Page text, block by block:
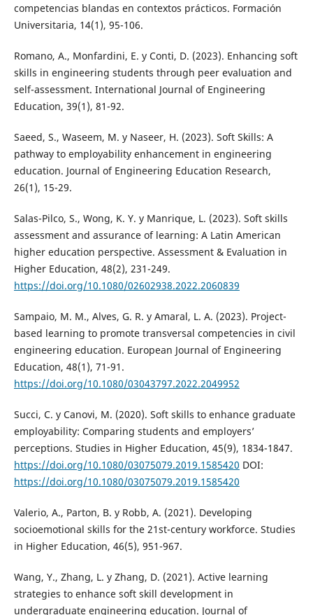
competencias blandas en contextos prácticos. Formación
Universitaria, 14(1), 95-106.
Romano, A., Monfardini, E. y Conti, D. (2023). Enhancing soft
skills in engineering students through peer evaluation and
self-assessment. International Journal of Engineering
Education, 39(1), 81-92.
Saeed, S., Waseem, M. y Naseer, H. (2023). Soft Skills: A
pathway to employability enhancement in engineering
education. Journal of Engineering Education Research,
26(1), 15-29.
Salas-Pilco, S., Wong, K. Y. y Manrique, L. (2023). Soft skills
assessment and assurance of learning: A Latin American
higher education perspective. Assessment & Evaluation in
Higher Education, 48(2), 231-249.
https://doi.org/10.1080/02602938.2022.2060839
Sampaio, M. M., Alves, G. R. y Amaral, L. A. (2023). Project-
based learning to promote transversal competencies in civil
engineering education. European Journal of Engineering
Education, 48(1), 71-91.
https://doi.org/10.1080/03043797.2022.2049952
Succi, C. y Canovi, M. (2020). Soft skills to enhance graduate
employability: Comparing students and employers’
perceptions. Studies in Higher Education, 45(9), 1834-1847.
https://doi.org/10.1080/03075079.2019.1585420 DOI:
https://doi.org/10.1080/03075079.2019.1585420
Valerio, A., Parton, B. y Robb, A. (2021). Developing
socioemotional skills for the 21st-century workforce. Studies
in Higher Education, 46(5), 951-967.
Wang, Y., Zhang, L. y Zhang, D. (2021). Active learning
strategies to enhance soft skill development in
undergraduate engineering education. Journal of